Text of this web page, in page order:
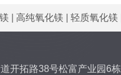
高纯氧化镁 轻质氧化镁
开拓路38号松富产业园6栋